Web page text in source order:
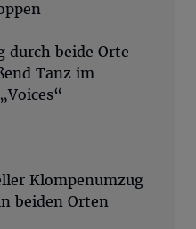
durch beide Orte
Tanz im
Klompenumzug
beiden Orten